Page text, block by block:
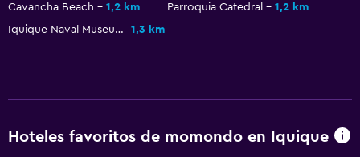
Cavancha Beach
1,2 km Parroquia Catedral
1,2 km
Iquique Naval Museum
1,3 km
Hoteles favoritos de momondo en Iquique